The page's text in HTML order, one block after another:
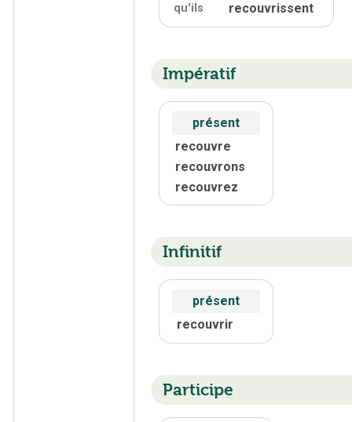
qu'ils recouvrissent
Impératif
présent
recouvre
recouvrons
recouvrez
Infinitif
présent
recouvrir
Participe